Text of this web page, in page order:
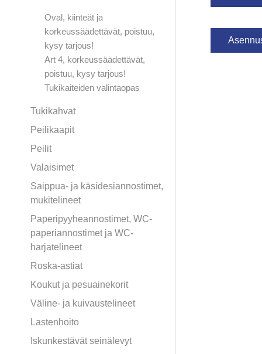
Oval, kiinteät ja
korkeussäädettävät, poistuu,
kysy tarjous!
Art 4, korkeussäädettävät,
poistuu, kysy tarjous!
Tukikaiteiden valintaopas
Tukikahvat
Peilikaapit
Peilit
Valaisimet
Saippua- ja käsidesiannostimet,
mukitelineet
Paperipyyheannostimet, WC-
paperiannostimet ja WC-
harjatelineet
Roska-astiat
Koukut ja pesuainekorit
Väline- ja kuivaustelineet
Lastenhoito
Iskunkestävät seinälevyt